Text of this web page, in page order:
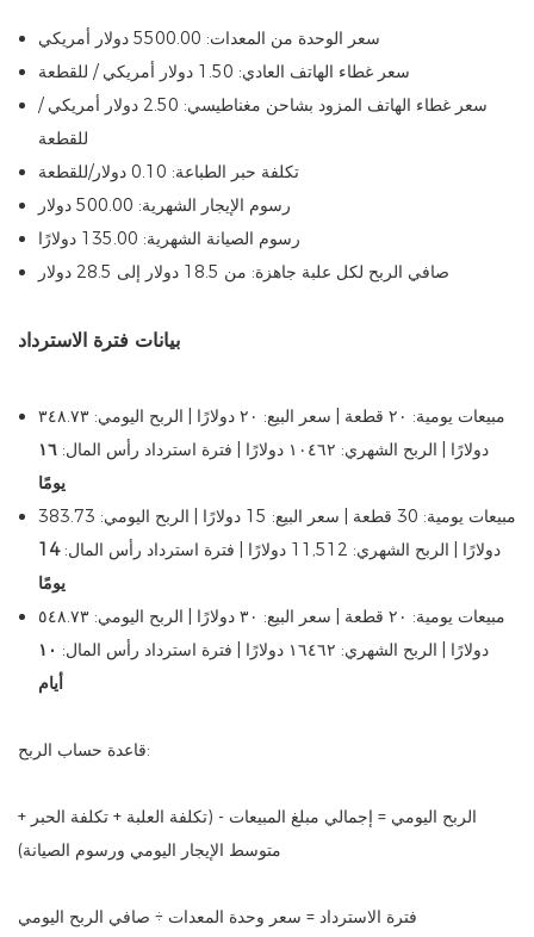
سعر الوحدة من المعدات: 5500.00 دولار أمريكي
سعر غطاء الهاتف العادي: 1.50 دولار أمريكي / للقطعة
سعر غطاء الهاتف المزود بشاحن مغناطيسي: 2.50 دولار أمريكي /
للقطعة
تكلفة حبر الطباعة: 0.10 دولار/للقطعة
رسوم الإيجار الشهرية: 500.00 دولار
رسوم الصيانة الشهرية: 135.00 دولارًا
صافي الربح لكل علبة جاهزة: من 18.5 دولار إلى 28.5 دولار
بيانات فترة الاسترداد
مبيعات يومية: ٢٠ قطعة | سعر البيع: ٢٠ دولارًا | الربح اليومي: ٣٤٨.٧٣
دولارًا | الربح الشهري: ١٠٤٦٢ دولارًا | فترة استرداد رأس المال:
١٦
يومًا
مبيعات يومية: 30 قطعة | سعر البيع: 15 دولارًا | الربح اليومي: 383.73
دولارًا | الربح الشهري: 11,512 دولارًا | فترة استرداد رأس المال:
14
يومًا
مبيعات يومية: ٢٠ قطعة | سعر البيع: ٣٠ دولارًا | الربح اليومي: ٥٤٨.٧٣
دولارًا | الربح الشهري: ١٦٤٦٢ دولارًا | فترة استرداد رأس المال:
١٠
أيام
قاعدة حساب الربح:
الربح اليومي = إجمالي مبلغ المبيعات - (تكلفة العلبة + تكلفة الحبر +
متوسط ​​الإيجار اليومي ورسوم الصيانة)
فترة الاسترداد = سعر وحدة المعدات ÷ صافي الربح اليومي